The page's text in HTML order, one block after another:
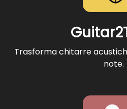
Trasforma chitarre
note.